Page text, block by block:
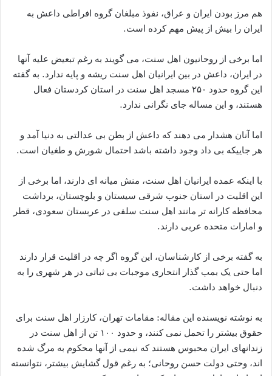
هم مرز بودن ایران و عراق، نفوذ مبلغان گروه افراطی داعش به
ایران را بیش از پیش مهم کرده است.
اما برخی از روحانیون اهل سنت، می گویند به رغم تبعیض علیه آنها
در ایران، داعش در بین ایرانیان اهل سنت ریشه و پایه ندارد. به گفته
این گروه حدود ۲۵۰ مسجد اهل سنت در استان کردستان فعال
هستند، و این مساله جای نگرانی ندارد.
اما آنان هشدار می دهند که داعش از بطن بی عدالتی به دنیا آمد و
هر جاییکه بی داد وجود داشته باشد احتمال شورش و طغیان است.
با اینکه عمده ایرانیان اهل سنت، منش میانه ای دارند، اما برخی از
این اقلیت در استان جنوب شرقی سیستان و بلوچستان، برداشت
محافظه کارانه تر مانند اهل سنت سلفی در عربستان سعودی، قطر
و امارات متحده عربی دارند.
به گفته برخی از کارشناسان، این گروه اگر چه در اقلیت قرار دارند
اما حتی یک بمب گذار انتحاری موجبات بی ثباتی در هر شهری را به
دنبال خواهد داشت.
به نوشته نویسنده این مقاله: مقامات تهران، کارزار اهل سنت برای
حقوق بیشتر را تحمل نمی کنند، و حدود ۱۰۰ تن از اهل سنت در
زندانهای ایران محبوس هستند که نیمی از آنها محکوم به مرگ شده
اند، وحتی دولت حسن روحانی؛ به رغم قول گشایش بیشتر، نتوانسته